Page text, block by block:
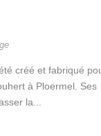
créé et fabriqué
à Ploermel. Ses
la...